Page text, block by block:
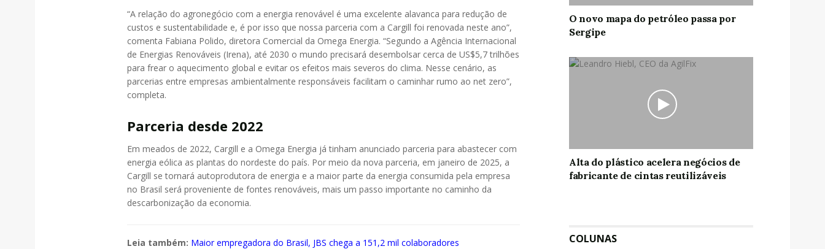
“A relação do agronegócio com a energia renovável é uma excelente alavanca para redução de
custos e sustentabilidade e, é por isso que nossa parceria com a Cargill foi renovada neste ano”,
comenta Fabiana Polido, diretora Comercial da Omega Energia. “Segundo a Agência Internacional
de Energias Renováveis (Irena), até 2030 o mundo precisará desembolsar cerca de US$5,7 trilhões
para frear o aquecimento global e evitar os efeitos mais severos do clima. Nesse cenário, as
parcerias entre empresas ambientalmente responsáveis facilitam o caminhar rumo ao net zero”,
completa.
Parceria desde 2022
Em meados de 2022, Cargill e a Omega Energia já tinham anunciado parceria para abastecer com
energia eólica as plantas do nordeste do país. Por meio da nova parceria, em janeiro de 2025, a
Cargill se tornará autoprodutora de energia e a maior parte da energia consumida pela empresa
no Brasil será proveniente de fontes renováveis, mais um passo importante no caminho da
descarbonização da economia.
Leia também: Maior empregadora do Brasil, JBS chega a 151,2 mil colaboradores
O novo mapa do petróleo passa por
Sergipe
Alta do plástico acelera negócios de
fabricante de cintas reutilizáveis
COLUNAS